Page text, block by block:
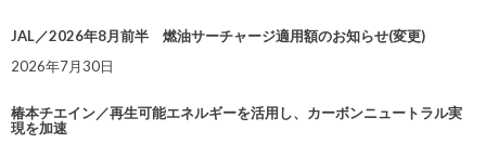
JAL／2026年8月前半 燃油サーチャージ適用額のお知らせ(変更)
2026年7月30日
椿本チエイン／再生可能エネルギーを活用し、カーボンニュートラル実
現を加速